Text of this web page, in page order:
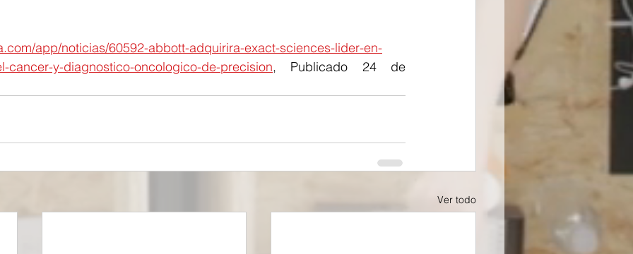
app/noticias/60592-abbott-adquirira-exact-sciences-lider-en-
cancer-y-diagnostico-oncologico-de-precision, Publicado 24 de
Ver todo